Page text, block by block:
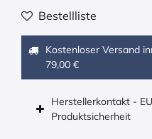
Bestellliste
Kostenloser Versand
79,00 €
Herstellerkontakt -
Produktsicherheit